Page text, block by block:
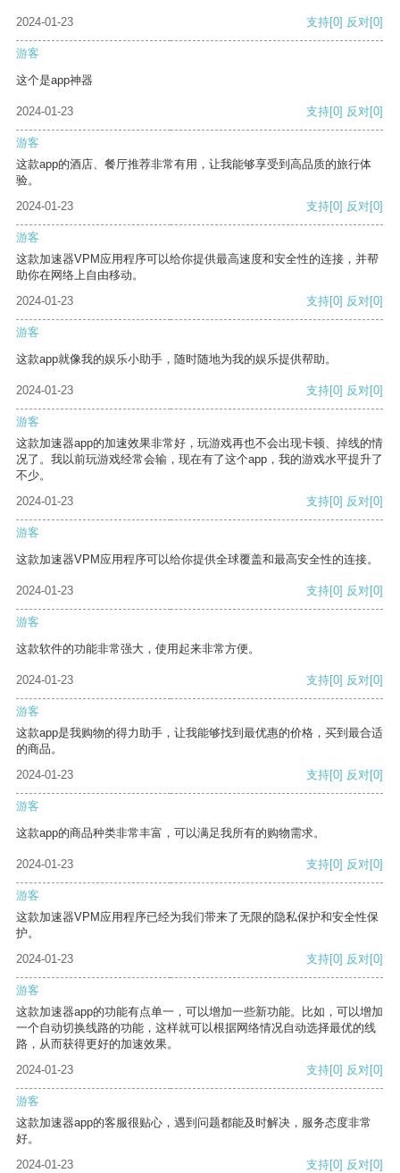
2024-01-23 支持[0] 反对[0]
游客
这个是app神器
2024-01-23 支持[0] 反对[0]
游客
这款app的酒店、餐厅推荐非常有用，让我能够享受到高品质的旅行体
验。
2024-01-23
支持[0] 反对[0]
游客
这款加速器VPM应用程序可以给你提供最高速度和安全性的连接，并帮
助你在网络上自由移动。
2024-01-23
支持[0] 反对[0]
游客
这款app就像我的娱乐小助手，随时随地为我的娱乐提供帮助。
2024-01-23 支持[0] 反对[0]
游客
这款加速器app的加速效果非常好，玩游戏再也不会出现卡顿、掉线的情
况了。我以前玩游戏经常会输，现在有了这个app，我的游戏水平提升了
不少。
2024-01-23
支持[0] 反对[0]
游客
这款加速器VPM应用程序可以给你提供全球覆盖和最高安全性的连接。
2024-01-23 支持[0] 反对[0]
游客
这款软件的功能非常强大，使用起来非常方便。
2024-01-23 支持[0] 反对[0]
游客
这款app是我购物的得力助手，让我能够找到最优惠的价格，买到最合适
的商品。
2024-01-23
支持[0] 反对[0]
游客
这款app的商品种类非常丰富，可以满足我所有的购物需求。
2024-01-23 支持[0] 反对[0]
游客
这款加速器VPM应用程序已经为我们带来了无限的隐私保护和安全性保
护。
2024-01-23
支持[0] 反对[0]
游客
这款加速器app的功能有点单一，可以增加一些新功能。比如，可以增加
一个自动切换线路的功能，这样就可以根据网络情况自动选择最优的线
路，从而获得更好的加速效果。
2024-01-23
支持[0] 反对[0]
游客
这款加速器app的客服很贴心，遇到问题都能及时解决，服务态度非常
好。
2024-01-23
支持[0] 反对[0]